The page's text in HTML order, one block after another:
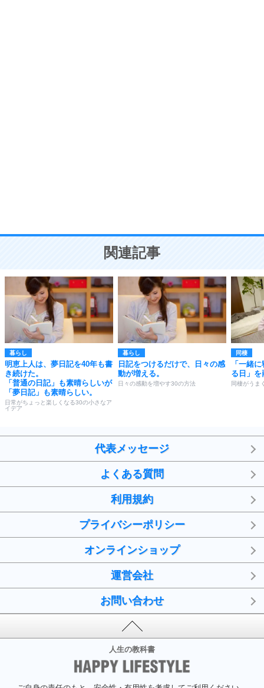
ことが大切。
関連記事
暮らし
明恵上人は、夢日記を40年も書
き続けた。
「普通の日記」も素晴らしいが
「夢日記」も素晴らしい。
日常がちょっと楽しくなる30の小さなア
イデア
暮らし
日記をつけるだけで、日々の感
動が増える。
日々の感動を増やす30の方法
同棲
「一緒
る日」を
同棲がうま
代表メッセージ
よくある質問
利用規約
プライバシーポリシー
オンラインショップ
運営会社
お問い合わせ
人生の教科書